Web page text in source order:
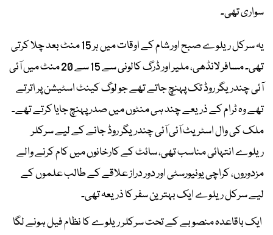
سواری تھی۔
یہ سرکل ریلوے صبح اور شام کے اوقات میں ہر 15 منٹ بعد چلا کرتی
تھی۔ مسافر لانڈھی، ملیر اور ڈرگ کالونی سے 15 سے 20 منٹ میں آئی
آئی چندریگر روڈ تک پہنچ جاتے تھے جو لوگ کینٹ اسٹیشن پر اترتے
تھے وہ ٹرام کے ذریعے چند ہی منٹوں میں صدر پہنچ جایا کرتے تھے۔
ملک کی وال اسٹریٹ آئی آئی چندریگر روڈ جانے کے لیے سرکلر
ریلوے انتہائی مناسب تھی، سائٹ کے کارخانوں میں کام کرنے والے
مزدوروں، کراچی یونیورسٹی اور دور دراز علاقے کے طالب علموں کے
لیے سرکل ریلوے ایک بہترین سفر کا ذریعہ تھی۔
ایک باقاعدہ منصوبے کے تحت سرکلر ریلوے کا نظام فیل ہونے لگا